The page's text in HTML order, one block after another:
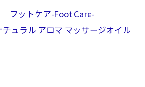
フットケア-Foot Care-
チュラル アロマ マッサージオイル